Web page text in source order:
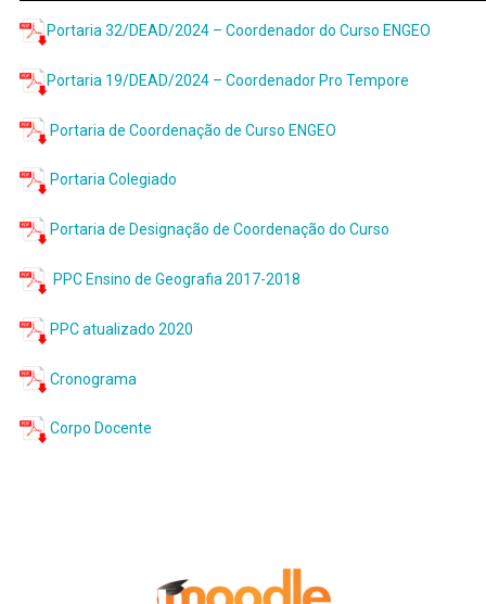
Portaria 32/DEAD/2024 – Coordenador do Curso ENGEO
Portaria 19/DEAD/2024 – Coordenador Pro Tempore
Portaria de Coordenação de Curso ENGEO
Portaria Colegiado
Portaria de Designação de Coordenação do Curso
PPC Ensino de Geografia 2017-2018
PPC atualizado 2020
Cronograma
Corpo Docente